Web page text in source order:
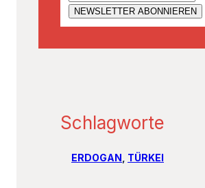
Schlagworte
ERDOGAN TÜRKEI